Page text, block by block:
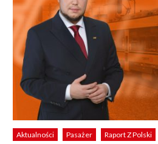
Aktualności Pasażer Raport Z Polski